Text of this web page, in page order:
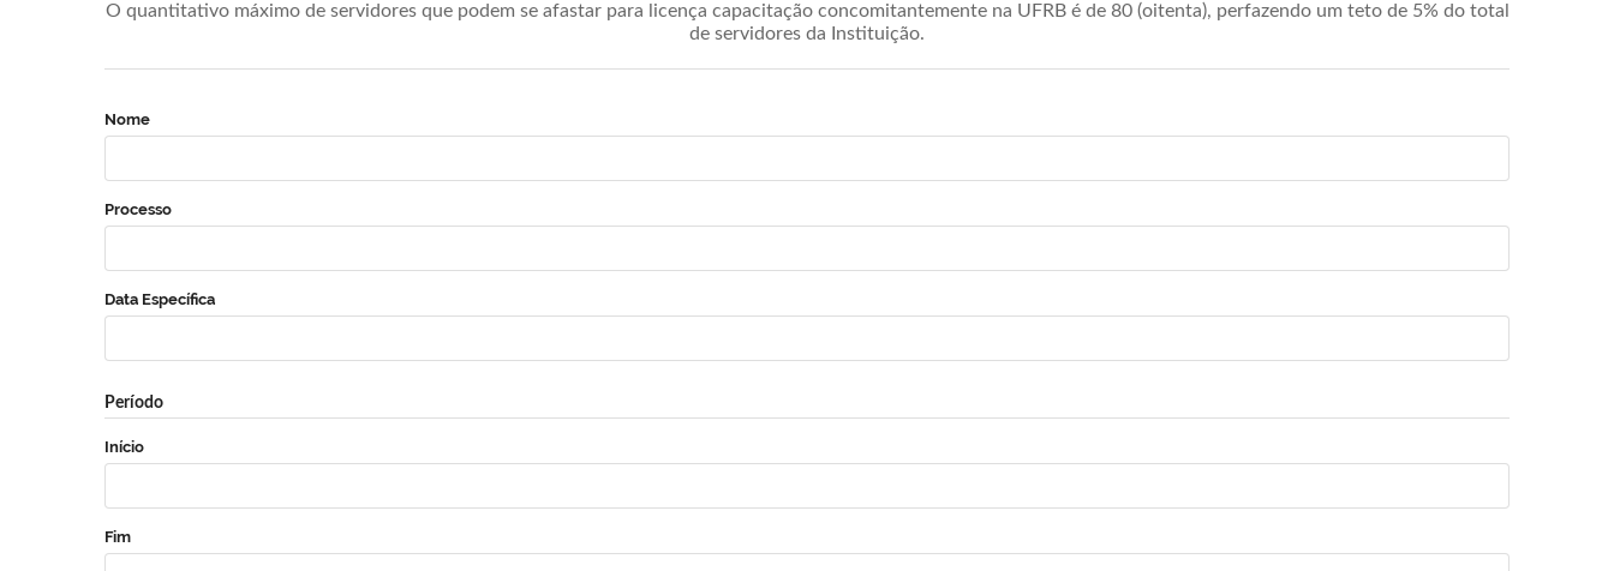
O quantitativo máximo de servidores que podem se afastar para licença capacitação concomitantemente na UFRB é de 80 (oitenta), perfazendo um teto de 5% do total
de servidores da Instituição.
Nome
Processo
Data Específica
Período
Início
Fim